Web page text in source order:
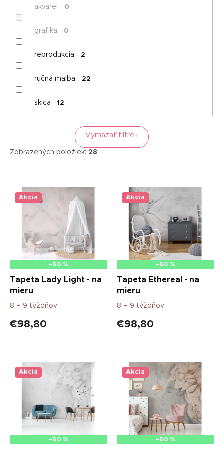
akvarel 0
grafika 0
reprodukcia 2
ručná maľba 22
skica 12
Vymazať filtre
Zobrazených položiek: 28
u
k
o
v
Akcia
–50 %
Tapeta Lady Light - na
mieru
8 – 9 týždňov
€98,80
Akcia
–50 %
Tapeta Ethereal - na
mieru
8 – 9 týždňov
€98,80
Akcia
–50 %
Akcia
–50 %